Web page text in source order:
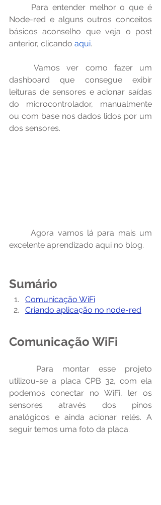
Node-red e alguns outros conceitos
básicos aconselho que veja o post
anterior, clicando aqui.
	Vamos ver como fazer um
dashboard que consegue exibir
leituras de sensores e acionar saídas
do microcontrolador, manualmente
ou com base nos dados lidos por um
dos sensores.
	Agora vamos lá para mais um
excelente aprendizado aqui no blog.
Sumário
Comunicação WiFi
Criando aplicação no node-red
Comunicação WiFi
utilizou-se a placa CPB 32, com ela
podemos conectar no WiFi, ler os
sensores através dos pinos
analógicos e ainda acionar relés. A
seguir temos uma foto da placa.